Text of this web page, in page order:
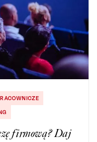
firmową? Daj